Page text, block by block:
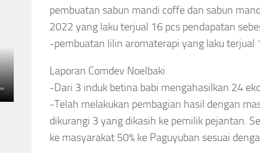
pembuatan sabun mandi coffe dan sabun
2022 yang laku terjual 16 pcs pendapatan
-pembuatan lilin aromaterapi yang laku terjual
Laporan Comdev Noelbaki
-Dari 3 induk betina babi mengahasilkan 24
-Telah melakukan pembagian hasil dengan
dikurangi 3 yang dikasih ke pemilik pejantan.
ke masyarakat 50% ke Paguyuban sesuai